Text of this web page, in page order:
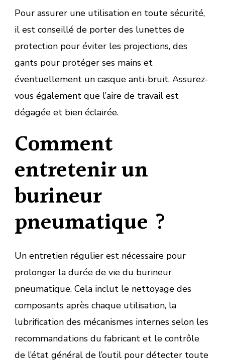
Pour assurer une utilisation en toute sécurité,
il est conseillé de porter des lunettes de
protection pour éviter les projections, des
gants pour protéger ses mains et
éventuellement un casque anti-bruit. Assurez-
vous également que l’aire de travail est
dégagée et bien éclairée.
Comment
entretenir un
burineur
pneumatique ?
Un entretien régulier est nécessaire pour
prolonger la durée de vie du burineur
pneumatique. Cela inclut le nettoyage des
composants après chaque utilisation, la
lubrification des mécanismes internes selon les
recommandations du fabricant et le contrôle
de l’état général de l’outil pour détecter toute